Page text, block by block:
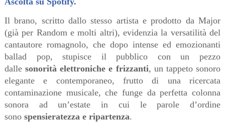
Il brano, scritto dallo stesso artista e prodotto da Major
(già per Random e molti altri), evidenzia la versatilità del
cantautore romagnolo, che dopo intense ed emozionanti
ballad pop, stupisce il pubblico con un pezzo
dallesonorità elettroniche e frizzanti, un tappeto sonoro
elegante e contemporaneo, frutto di una ricercata
contaminazione musicale, che funge da perfetta colonna
sonora ad un’estate in cui le parole d’ordine
sono spensieratezza e ripartenza.